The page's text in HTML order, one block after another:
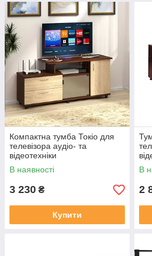
Компактна тумба Токіо для
телевізора аудіо- та
відеотехніки
В наявності
3 230 ₴
Купити
В
2